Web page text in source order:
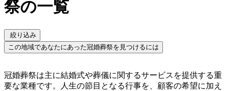
祭の一覧
絞り込み
この地域であなたにあった冠婚葬祭を見つけるには
冠婚葬祭は主に結婚式や葬儀に関するサービスを提供する重
要な業種です。人生の節目となる行事を、顧客の希望に加え